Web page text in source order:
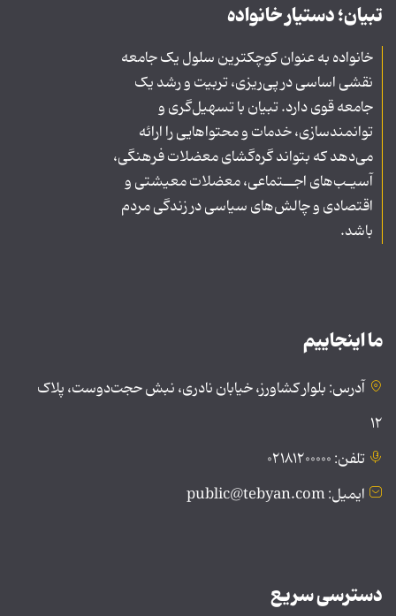
تبیان؛ دستیار خانواده
خانواده به عنوان کوچکترین سلول یک جامعه
نقشی اساسی در پی‌ریزی، تربیت و رشد یک
جامعه قوی دارد. تبیان با تسهیل‌گری و
توانمندسازی، خدمات و محتواهایی را ارائه
می‌دهد که بتواند گره‌گشای معضلات فرهنگی،
آسیـب‌های اجــتماعی، معضلات معیشتی و
اقتصادی و چالش‌های سیاسی در زندگی مردم
باشد.
ما اینجاییم
آدرس: بلوار کشاورز، خیابان نادری، نبش حجت‌دوست، پلاک
۱۲
تلفن: ۰۲۱۸۱۲۰۰۰۰۰
ایمیل: public@tebyan.com
دسترسی سریع